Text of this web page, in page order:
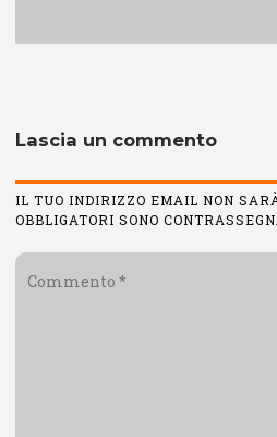
Lascia un commento
IL TUO INDIRIZZO EMAIL NON
OBBLIGATORI SONO